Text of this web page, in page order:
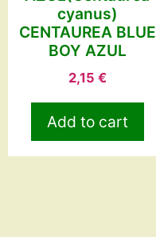
cyanus)
CENTAUREA BLUE
BOY AZUL
2,15 €
Add to cart